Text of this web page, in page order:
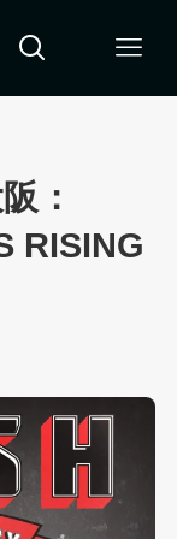
：
RISING